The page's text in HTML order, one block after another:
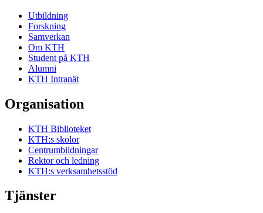
Utbildning
Forskning
Samverkan
Om KTH
Student på KTH
Alumni
KTH Intranät
Organisation
KTH Biblioteket
KTH:s skolor
Centrumbildningar
Rektor och ledning
KTH:s verksamhetsstöd
Tjänster